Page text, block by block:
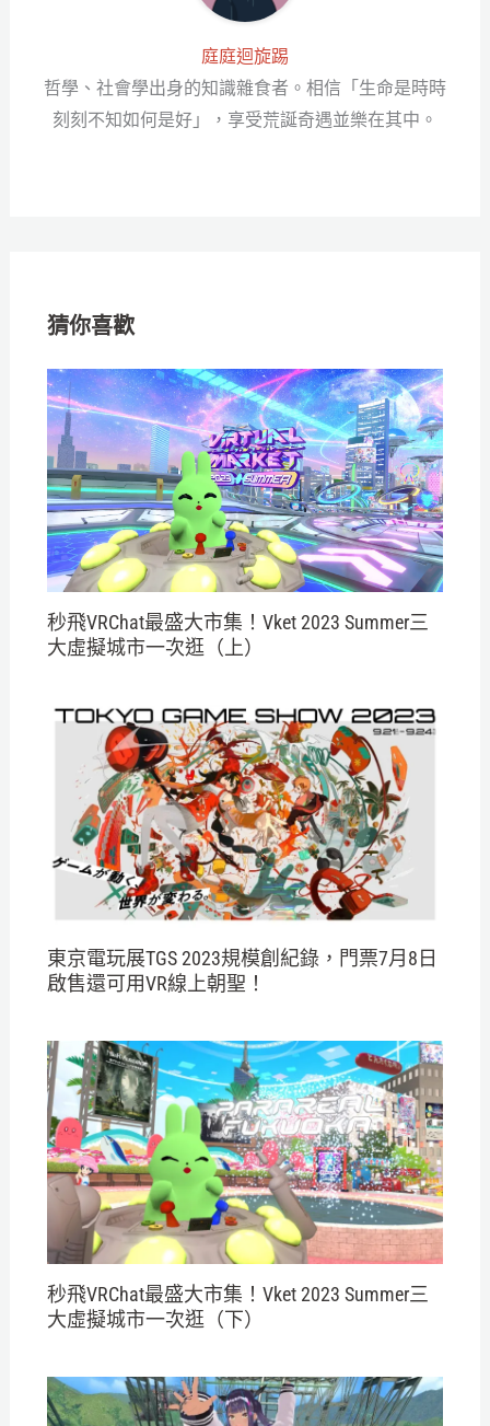
庭庭迴旋踢
哲學、社會學出身的知識雜食者。相信「生命是時時
刻刻不知如何是好」，享受荒誕奇遇並樂在其中。
猜你喜歡
秒飛VRChat最盛大市集！Vket 2023 Summer三
大虛擬城市一次逛（上）
東京電玩展TGS 2023規模創紀錄，門票7月8日
啟售還可用VR線上朝聖！
秒飛VRChat最盛大市集！Vket 2023 Summer三
大虛擬城市一次逛（下）